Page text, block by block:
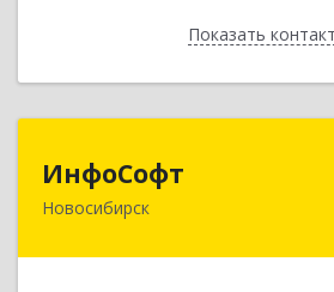
ПоказатьНазад
ИнфоСофт
Новосибирск
630091, Новосибирская